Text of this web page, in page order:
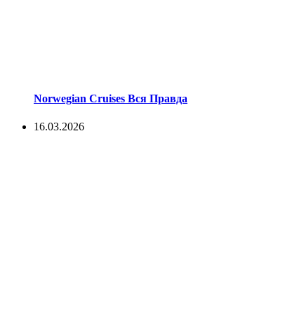
Norwegian Cruises Вся Правда
16.03.2026